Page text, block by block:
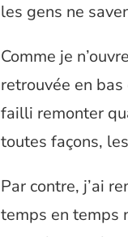
les gens ne
Comme je
retrouvée en
failli remonter
toutes façons,
Par contre, j’ai
temps en temps